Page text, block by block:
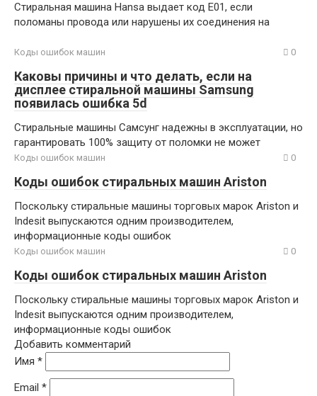
Стиральная машина Hansa выдает код Е01, если
поломаны провода или нарушены их соединения на
Коды ошибок машин 0
Каковы причины и что делать, если на
дисплее стиральной машины Samsung
появилась ошибка 5d
Стиральные машины Самсунг надежны в эксплуатации, но
гарантировать 100% защиту от поломки не может
Коды ошибок машин 0
Коды ошибок стиральных машин Ariston
Поскольку стиральные машины торговых марок Ariston и
Indesit выпускаются одним производителем,
информационные коды ошибок
Коды ошибок машин 0
Коды ошибок стиральных машин Ariston
Поскольку стиральные машины торговых марок Ariston и
Indesit выпускаются одним производителем,
информационные коды ошибок
Добавить комментарий
Имя *
Email *